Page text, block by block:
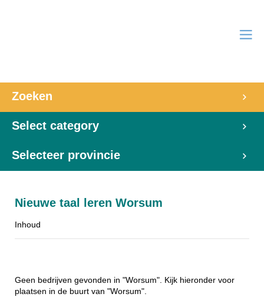
Zoeken
Select category
Selecteer provincie
Nieuwe taal leren Worsum
Inhoud
Geen bedrijven gevonden in "Worsum". Kijk hieronder voor
plaatsen in de buurt van "Worsum".